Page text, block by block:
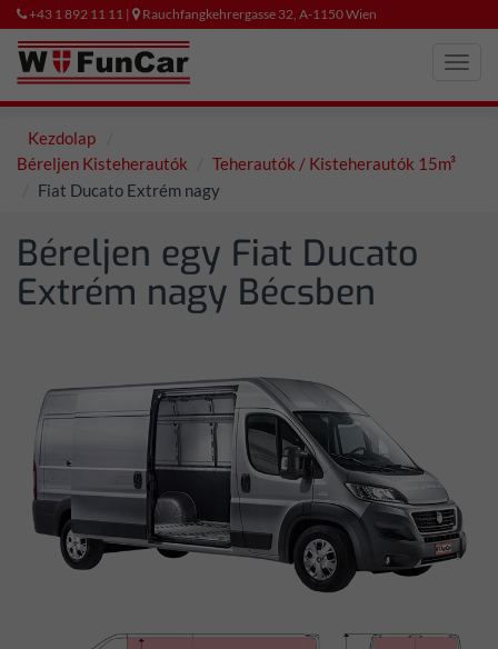
+43 1 892 11 11 | Rauchfangkehrergasse 32, A-1150 Wien
Kezdolap
Béreljen Kisteherautók
Teherautók / Kisteherautók 15m³
Fiat Ducato Extrém nagy
Béreljen egy Fiat Ducato
Extrém nagy Bécsben